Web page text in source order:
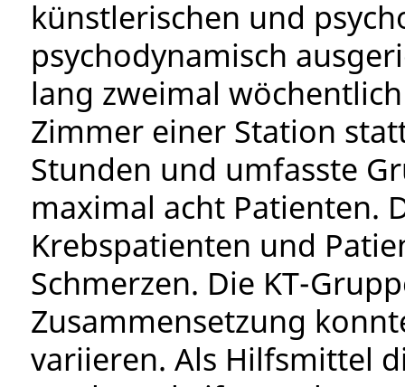
künstlerischen und
psychodynamisch
lang zweimal
Zimmer einer Station
Stunden und umfasste
maximal acht Patienten.
Krebspatienten und
Schmerzen. Die KT-
Zusammensetzung
variieren. Als Hilfsmittel